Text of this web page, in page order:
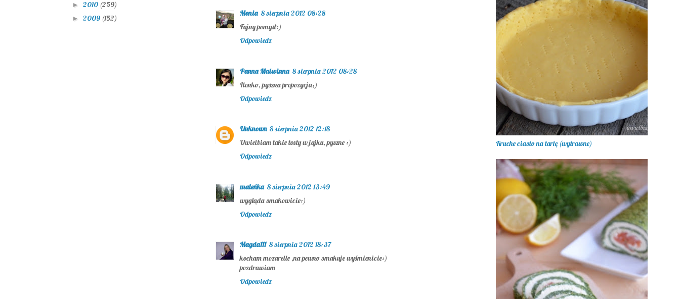
Monia 8 sierpnia 2012 08:28
Fajny pomysł:)
Odpowiedz
Panna Malwinna 8 sierpnia 2012 08:28
Ilonko, pyszna propozycja;)
Odpowiedz
Unknown 8 sierpnia 2012 12:18
Uwielbiam takie tosty w jajku, pyszne :)
Odpowiedz
maleńka 8 sierpnia 2012 13:49
wygląda smakowicie:)
Odpowiedz
Magda111 8 sierpnia 2012 18:37
kocham mozarelle ,na pewno smakuje wyśmienicie:)
pozdrawiam
Odpowiedz
► 2010 (259)
► 2009 (152)
Kruche ciasto na tartę (wytrawne)